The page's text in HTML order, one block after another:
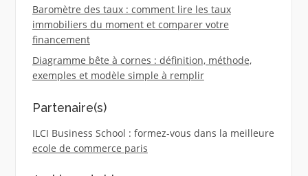
Baromètre des taux : comment lire les taux
immobiliers du moment et comparer votre
financement
Diagramme bête à cornes : définition, méthode,
exemples et modèle simple à remplir
Partenaire(s)
ILCI Business School : formez-vous dans la meilleure
ecole de commerce paris